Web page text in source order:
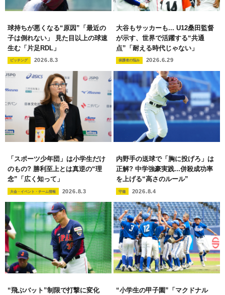
球持ちが悪くなる“原因”「最近の
子は倒れない」 見た目以上の球速
生む「片足RDL」
ピッチング 2026.8.3
大谷もサッカーも... U12桑田監督
が示す、世界で活躍する“共通
点”「耐える時代じゃない」
保護者の悩み 2026.6.29
「スポーツ少年団」は小学生だけ
のもの? 勝利至上とは真逆の“理
念”「広く知って」
大会・イベント・チーム情報 2026.8.3
内野手の送球で「胸に投げろ」は
正解? 中学強豪実践...併殺成功率
を上げる“高さのルール”
守備 2026.8.4
“飛ぶバット”制限で打撃に変化
“小学生の甲子園”「マクドナル